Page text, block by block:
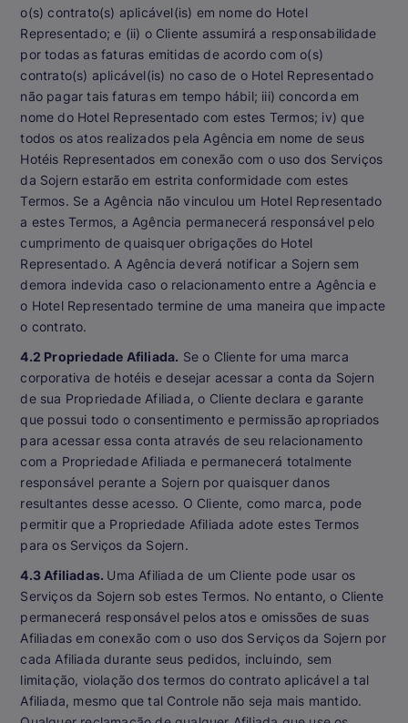
o(s) contrato(s) aplicável(is) em nome do Hotel
Representado; e (ii) o Cliente assumirá a responsabilidade
por todas as faturas emitidas de acordo com o(s)
contrato(s) aplicável(is) no caso de o Hotel Representado
não pagar tais faturas em tempo hábil; iii) concorda em
nome do Hotel Representado com estes Termos; iv) que
todos os atos realizados pela Agência em nome de seus
Hotéis Representados em conexão com o uso dos Serviços
da Sojern estarão em estrita conformidade com estes
Termos. Se a Agência não vinculou um Hotel Representado
a estes Termos, a Agência permanecerá responsável pelo
cumprimento de quaisquer obrigações do Hotel
Representado. A Agência deverá notificar a Sojern sem
demora indevida caso o relacionamento entre a Agência e
o Hotel Representado termine de uma maneira que impacte
o contrato.
4.2 Propriedade Afiliada. Se o Cliente for uma marca
corporativa de hotéis e desejar acessar a conta da Sojern
de sua Propriedade Afiliada, o Cliente declara e garante
que possui todo o consentimento e permissão apropriados
para acessar essa conta através de seu relacionamento
com a Propriedade Afiliada e permanecerá totalmente
responsável perante a Sojern por quaisquer danos
resultantes desse acesso. O Cliente, como marca, pode
permitir que a Propriedade Afiliada adote estes Termos
para os Serviços da Sojern.
4.3 Afiliadas. Uma Afiliada de um Cliente pode usar os
Serviços da Sojern sob estes Termos. No entanto, o Cliente
permanecerá responsável pelos atos e omissões de suas
Afiliadas em conexão com o uso dos Serviços da Sojern por
cada Afiliada durante seus pedidos, incluindo, sem
limitação, violação dos termos do contrato aplicável a tal
Afiliada, mesmo que tal Controle não seja mais mantido.